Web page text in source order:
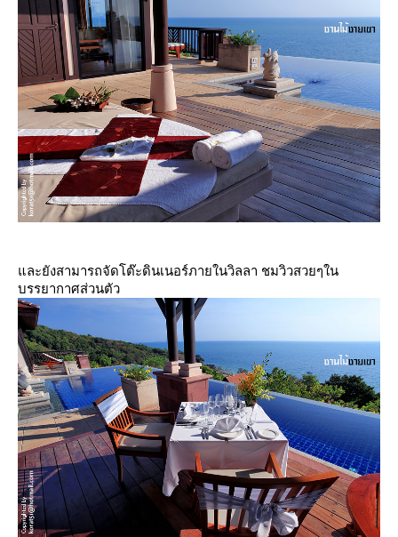
ละยังสามารถจัดโต๊ะดินเนอร์ภายในวิลลา ชมวิวสวยๆใน
บรรยากาศส่วนตัว